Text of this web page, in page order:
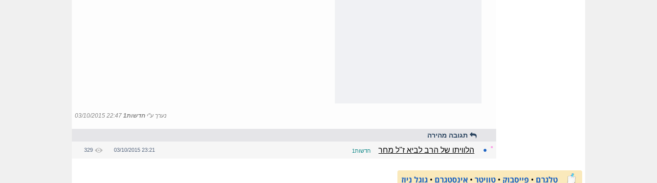
נערך ע"י חדשות1 03/10/2015 22:47
תגובה מהירה
☼
● הלוויתו של הרב לביא ז"ל מחר חדשות1 03/10/2015 23:21
329
טלגרם • פייסבוק • טוויטר • אינסטגרם • גוגל ניוז